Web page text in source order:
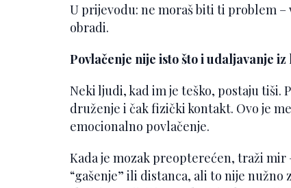
U prijevodu: ne moraš biti ti problem –
obradi.
Povlačenje nije isto što i udaljavanje iz
Neki ljudi, kad im je teško, postaju tiši.
druženje i čak fizički kontakt. Ovo je
emocionalno povlačenje.
Kada je mozak preopterećen, traži mir
“gašenje” ili distanca, ali to nije